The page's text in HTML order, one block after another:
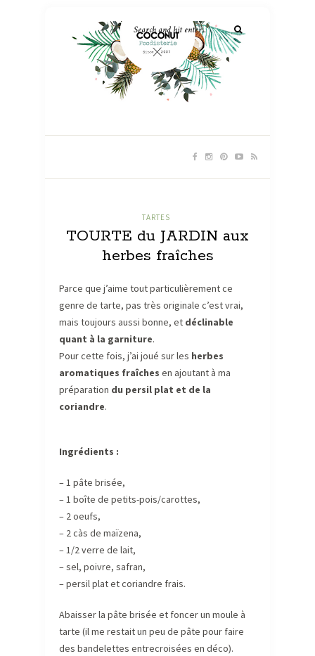
TARTES
TOURTE du JARDIN aux
herbes fraîches
Parce que j’aime tout particulièrement ce
genre de tarte, pas très originale c’est vrai,
mais toujours aussi bonne, et déclinable
quant à la garniture.
Pour cette fois, j’ai joué sur les herbes
aromatiques fraîches en ajoutant à ma
préparation du persil plat et de la
coriandre.
Ingrédients :
– 1 pâte brisée,
– 1 boîte de petits-pois/carottes,
– 2 oeufs,
– 2 càs de maïzena,
– 1/2 verre de lait,
– sel, poivre, safran,
– persil plat et coriandre frais.
Abaisser la pâte brisée et foncer un moule à
tarte (il me restait un peu de pâte pour faire
des bandelettes entrecroisées en déco).